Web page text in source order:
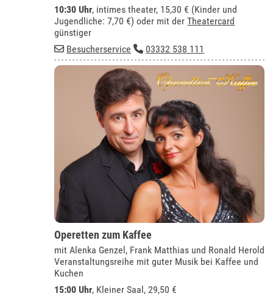
10:30 Uhr, intimes theater, 15,30 € (Kinder und
Jugendliche: 7,70 €) oder mit derTheatercard
günstiger
Besucherservice
03332 538 111
Operetten zum Kaffee
mit Alenka Genzel, Frank Matthias und Ronald Herold
Veranstaltungsreihe mit guter Musik bei Kaffee und
Kuchen
15:00 Uhr, Kleiner Saal, 29,50 €